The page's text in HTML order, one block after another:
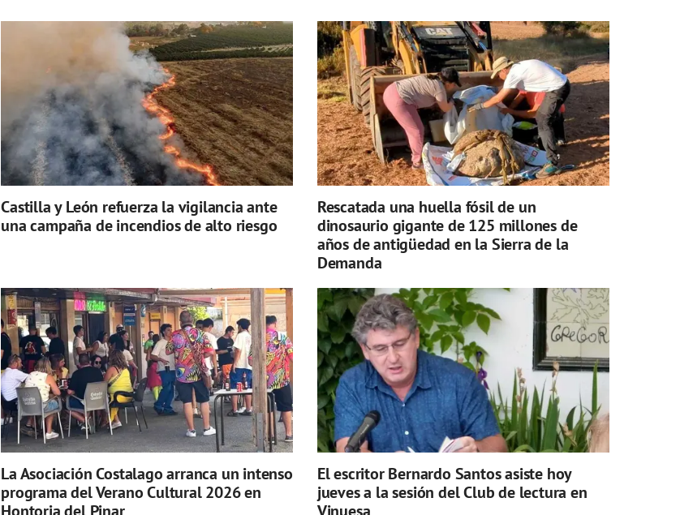
Castilla y León refuerza la vigilancia ante
una campaña de incendios de alto riesgo
Rescatada una huella fósil de un
dinosaurio gigante de 125 millones de
años de antigüedad en la Sierra de la
Demanda
La Asociación Costalago arranca un intenso
programa del Verano Cultural 2026 en
Hontoria del Pinar
El escritor Bernardo Santos asiste hoy
jueves a la sesión del Club de lectura en
Vinuesa